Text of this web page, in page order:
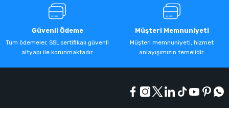
Güvenli Ödeme
Tüm ödemeler, SSL sertifikalı güvenli
altyapı ile korunmaktadır.
Müşteri Memnuniyeti
Müşteri memnuniyeti, hizmet
anlayışımızın temelidir.